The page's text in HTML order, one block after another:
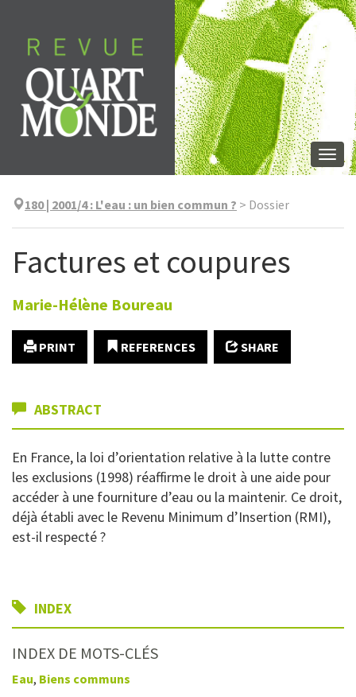
content
180 | 2001/4: L'eau : un bien commun ? > Dossier
Factures et coupures
Marie-Hélène Boureau
PRINT REFERENCES SHARE
ABSTRACT
En France, la loi d’orientation relative à la lutte contre
les exclusions (1998) réaffirme le droit à une aide pour
accéder à une fourniture d’eau ou la maintenir. Ce droit,
déjà établi avec le Revenu Minimum d’Insertion (RMI),
est-il respecté ?
INDEX
INDEX DE MOTS-CLÉS
Eau, Biens communs